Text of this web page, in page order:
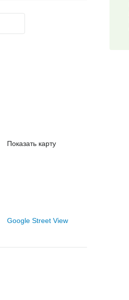
Показать карту
Google Street View